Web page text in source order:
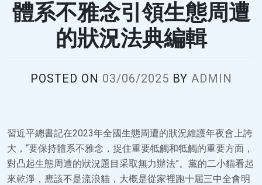
體系不雅念引領生態周遭
的狀況法典編輯
POSTED ON 03/06/2025 BY ADMIN
習近平總書記在2023年全國生態周遭的狀況維護年夜會上誇
大，“要保持體系不雅念，捉住重要牴觸和牴觸的重要方面，
對凸起生態周遭的狀況題目采取無力辦法”。黨的二小貓看起
來乾淨，應該不是流浪貓，大概是從家裡跑十屆三中全會明